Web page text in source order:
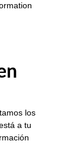
los
a tu